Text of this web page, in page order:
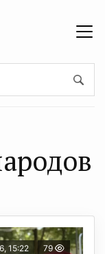
15:22 79